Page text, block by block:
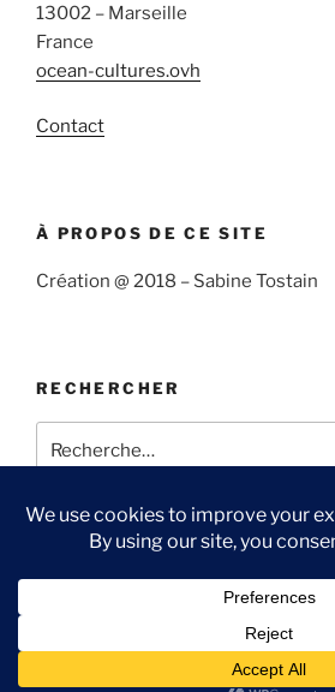
13002 – Marseille
France
ocean-cultures.ovh
Contact
À PROPOS DE CE SITE
Création @ 2018 – Sabine Tostain
RECHERCHER
pour
Suivre
Me
Ma
Tube
Contact
Fièrement propulsé par WordPress